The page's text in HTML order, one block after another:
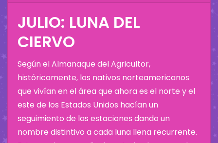
JULIO: LUNA DEL
CIERVO
Según el Almanaque del Agricultor,
históricamente, los nativos norteamericanos
que vivían en el área que ahora es el norte y el
este de los Estados Unidos hacían un
seguimiento de las estaciones dando un
nombre distintivo a cada luna llena recurrente.